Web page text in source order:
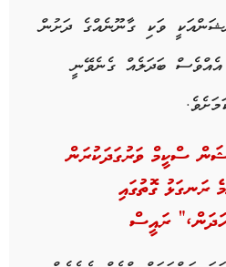
ވަކި ގާނޫނެއްގެ ދަށުން
ބަދަލެއް ގެނެވޭނީ
ސްކީމް ވަރުގަދަކުރަން
ރަނގަޅު ގޮތުގައި
ރައީސް